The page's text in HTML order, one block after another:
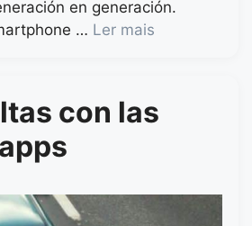
en generación.
… Ler mais
con las